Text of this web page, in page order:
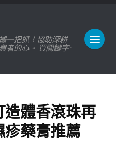
一把抓！協助深耕
者的心。 買關鍵字 ·
造體香滾珠再
疹藥膏推薦